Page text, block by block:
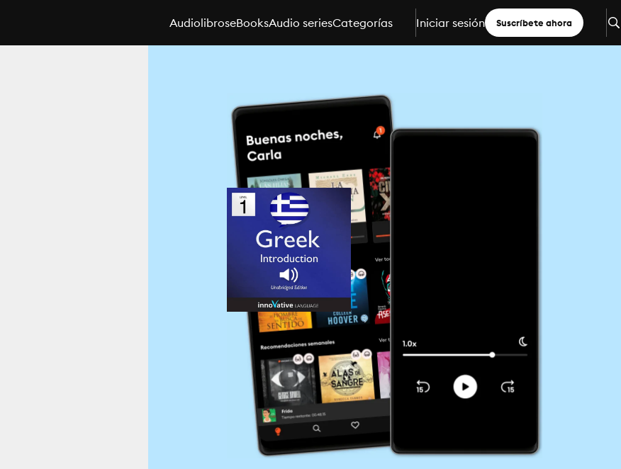
AudiolibroseBooksAudio seriesCategorías Iniciar sesión Suscríbete ahora